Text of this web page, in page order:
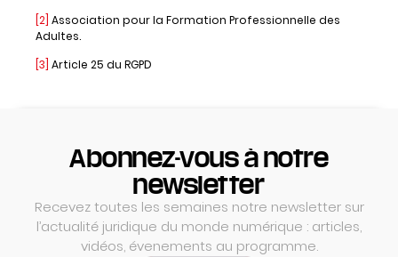
[2] Association pour la Formation Professionnelle des
Adultes.
[3] Article 25 du RGPD
Abonnez-vous à notre
newsletter
Recevez toutes les semaines notre newsletter sur
l’actualité juridique du monde numérique : articles,
vidéos, évenements au programme.